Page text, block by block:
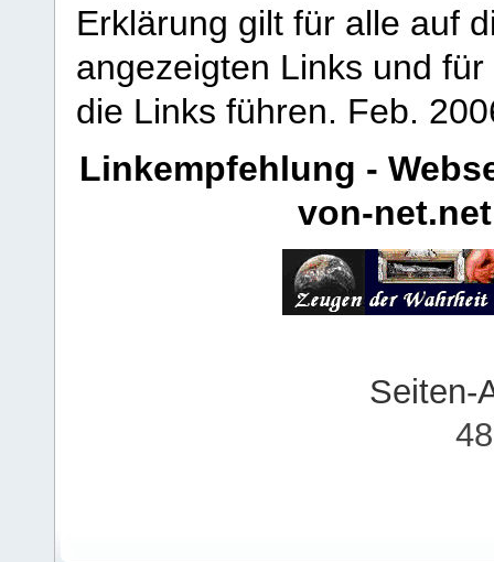
Erklärung gilt für alle auf
angezeigten Links und
die Links führen. Feb.
Linkempfehlung -
von-net.net
Seiten-